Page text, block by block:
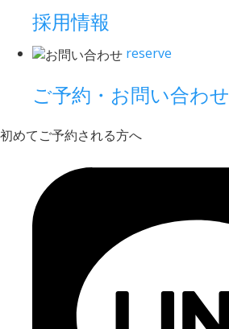
採用情報
reserve
ご予約・お問い合わせ
初めてご予約される方へ